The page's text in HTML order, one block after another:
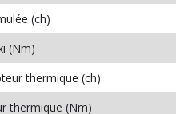
(ch)
(Nm)
thermique (ch)
thermique (Nm)